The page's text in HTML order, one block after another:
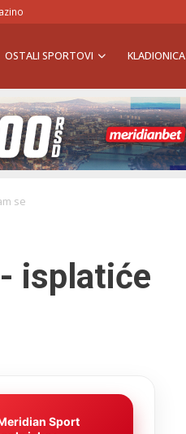
OSTALI SPORTOVI KLADIONICA
se
isplatiće
Sport